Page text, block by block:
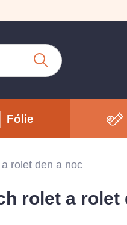
Fólie
rolet den a noc
rolet a rolet